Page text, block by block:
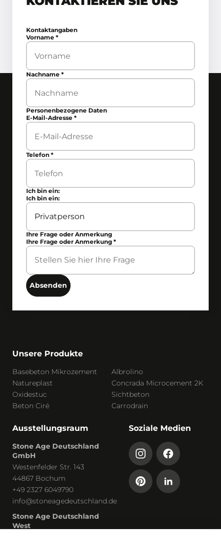
Kontaktangaben
Vorname*
Nachname*
Personenbezogene Daten
E-Mail-Adresse*
Telefon*
Ich bin ein:
Ich bin ein:
Ihre Frage oder Anmerkung
Ihre Frage oder Anmerkung*
Absenden
Unsere Produkte
Basebeton Mikrozement
Albrolino
Natureplast
Concrada Microcement 2K
Oxidestuc
Sichtbeton
Beton Ciré
Carrodrain
Ausstellungsraum
Stone Age Deutschland
GmbH
Westenfelder Str. 143
44867 Bochum
+49 2327 6049790
info@stoneagedeutschland.de
Stone Age Deutschland
West
Soziale Medien